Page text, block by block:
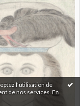
l'utilisation de
de nos services. En